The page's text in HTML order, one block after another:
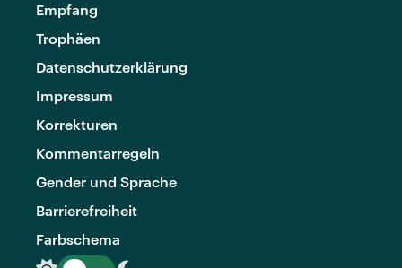
Empfang
Trophäen
Datenschutzerklärung
Impressum
Korrekturen
Kommentarregeln
Gender und Sprache
Barrierefreiheit
Farbschema